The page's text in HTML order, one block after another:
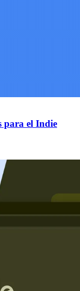
para el Indie